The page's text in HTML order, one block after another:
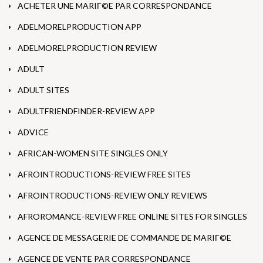
ACHETER UNE MARIГ©E PAR CORRESPONDANCE
ADELMORELPRODUCTION APP
ADELMORELPRODUCTION REVIEW
ADULT
ADULT SITES
ADULTFRIENDFINDER-REVIEW APP
ADVICE
AFRICAN-WOMEN SITE SINGLES ONLY
AFROINTRODUCTIONS-REVIEW FREE SITES
AFROINTRODUCTIONS-REVIEW ONLY REVIEWS
AFROROMANCE-REVIEW FREE ONLINE SITES FOR SINGLES
AGENCE DE MESSAGERIE DE COMMANDE DE MARIГ©E
AGENCE DE VENTE PAR CORRESPONDANCE